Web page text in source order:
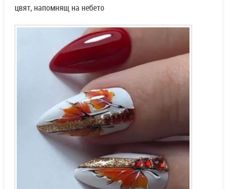
цвят, напомнящ на небето